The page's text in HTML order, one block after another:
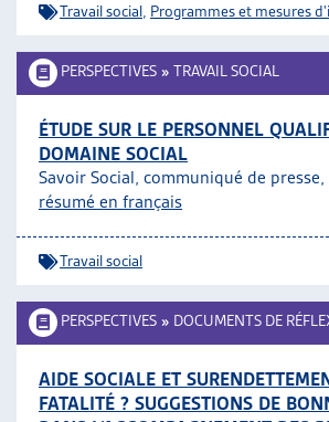
Travail social Programmes et mesures
PERSPECTIVES » TRAVAIL SOCIAL
ÉTUDE SUR LE PERSONNEL
DOMAINE SOCIAL
Savoir Social, communiqué de
résumé en français
Travail social
PERSPECTIVES » DOCUMENTS DE
AIDE SOCIALE ET
FATALITÉ ? SUGGESTIONS DE